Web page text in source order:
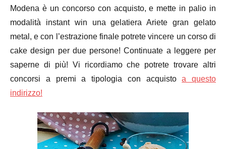
Modena è un concorso con acquisto, e mette in palio in
modalità instant win una gelatiera Ariete gran gelato
metal, e con l’estrazione finale potrete vincere un corso di
cake design per due persone! Continuate a leggere per
saperne di più! Vi ricordiamo che potrete trovare altri
concorsi a premi a tipologia con acquistoa questo
indirizzo!